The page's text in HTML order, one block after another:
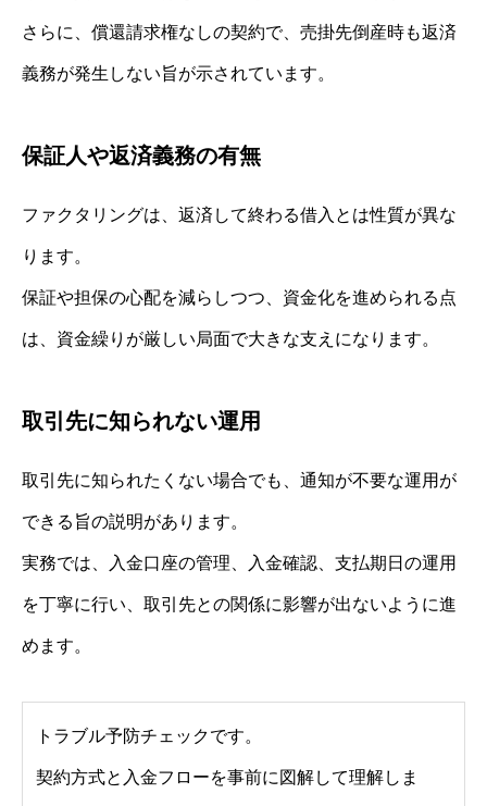
さらに、償還請求権なしの契約で、売掛先倒産時も返済
義務が発生しない旨が示されています。
保証人や返済義務の有無
ファクタリングは、返済して終わる借入とは性質が異な
ります。
保証や担保の心配を減らしつつ、資金化を進められる点
は、資金繰りが厳しい局面で大きな支えになります。
取引先に知られない運用
取引先に知られたくない場合でも、通知が不要な運用が
できる旨の説明があります。
実務では、入金口座の管理、入金確認、支払期日の運用
を丁寧に行い、取引先との関係に影響が出ないように進
めます。
トラブル予防チェックです。
契約方式と入金フローを事前に図解して理解しま